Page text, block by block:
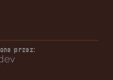
przez: